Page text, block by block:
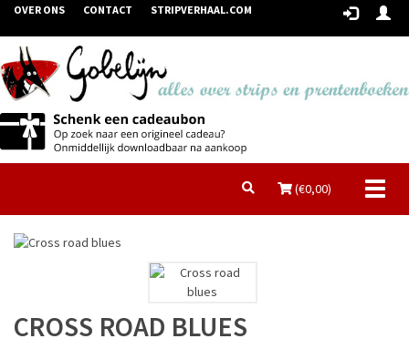
OVER ONS CONTACT STRIPVERHAAL.COM
(€0,00)
CROSS ROAD BLUES